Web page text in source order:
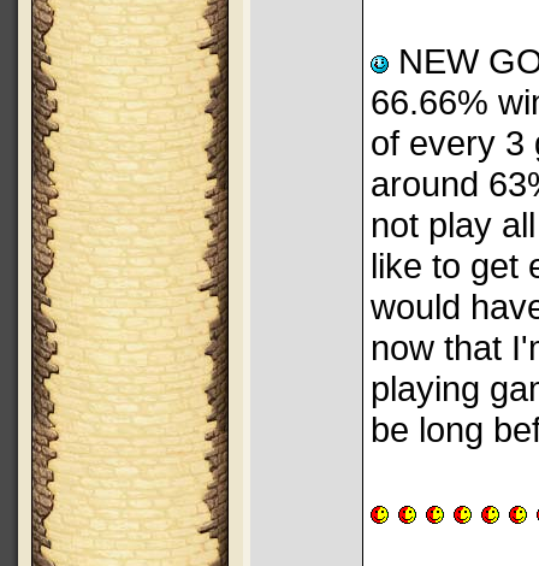
NEW
66.66%
of every 3
around
not play
like to get
would
now that
playing
be long